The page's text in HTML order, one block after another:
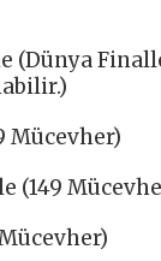
(Dünya
Mücevher)
(149